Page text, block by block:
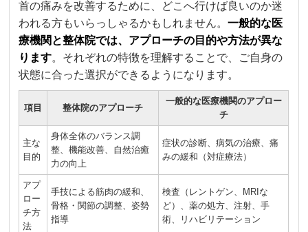
首の痛みを改善するために、どこへ行けば良いのか迷
われる方もいらっしゃるかもしれません。一般的な医
療機関と整体院では、アプローチの目的や方法が異な
ります。それぞれの特徴を理解することで、ご自身の
状態に合った選択ができるようになります。
項目 整体院のアプローチ
一般的な医療機関のアプロー
チ
主な
目的
身体全体のバランス調
整、機能改善、自然治癒
力の向上
症状の診断、病気の治療、痛
みの緩和（対症療法）
アプ
ロー
チ方
法
手技による筋肉の緩和、
骨格・関節の調整、姿勢
指導
検査（レントゲン、MRIな
ど）、薬の処方、注射、手
術、リハビリテーション